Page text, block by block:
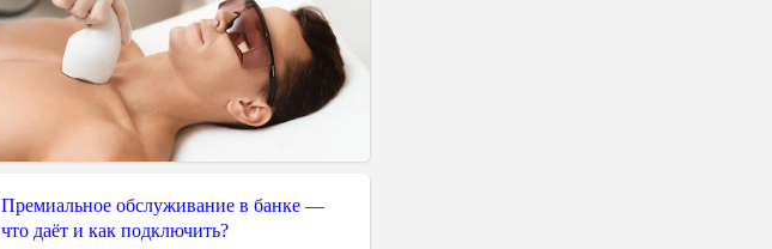
Премиальное обслуживание в банке —
что даёт и как подключить?